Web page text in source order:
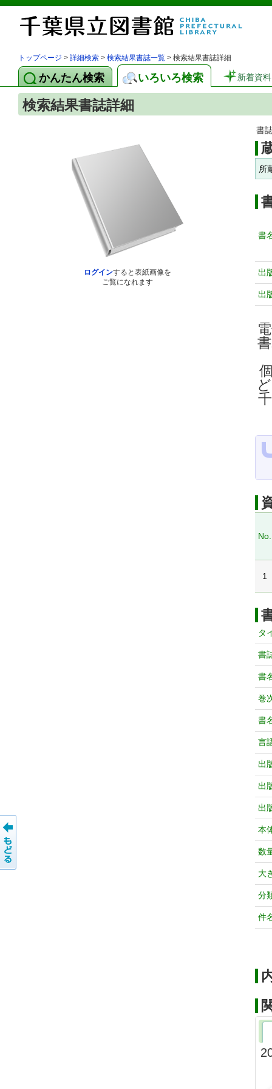
トップページ > 詳細検索 > 検索結果書誌一覧 > 検索結果書誌詳細
かんたん検索 いろいろ検索 新着資料
検索結果書誌詳細
ログインすると表紙画像を
ご覧になれます
書
所
書
出
出
No.
1
タ
書
書
巻
書
言
出
出
出
本
数
大
分
件